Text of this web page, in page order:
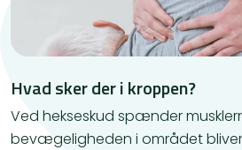
Hvad sker der i kroppen?
Ved hekseskud spænder
bevægeligheden i området